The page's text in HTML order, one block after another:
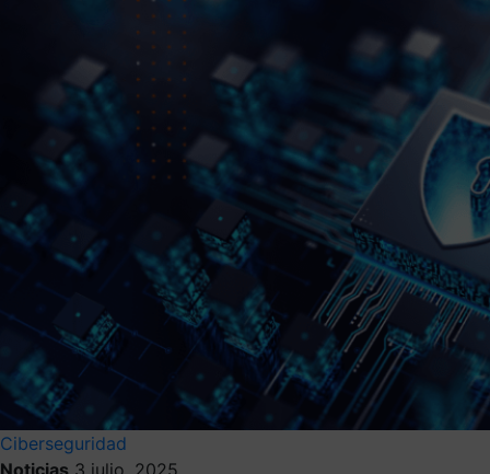
Ciberseguridad
Noticias 3 julio, 2025